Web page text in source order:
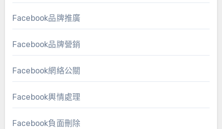
Facebook品牌推廣
Facebook品牌營銷
Facebook網絡公關
Facebook輿情處理
Facebook負面刪除